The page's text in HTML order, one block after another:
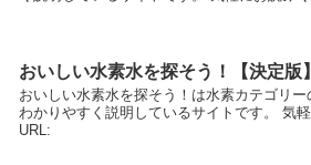
おいしい水素水を探そう！【決定版】
おいしい水素水を探そう！は水素カテゴリ
わかりやすく説明しているサイトです。 気軽
URL: